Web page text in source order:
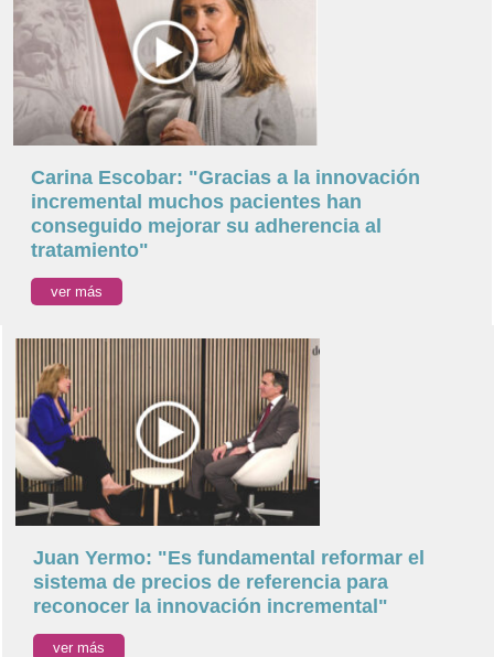
Carina Escobar: "Gracias a la innovación
incremental muchos pacientes han
conseguido mejorar su adherencia al
tratamiento"
ver más
Juan Yermo: "Es fundamental reformar el
sistema de precios de referencia para
reconocer la innovación incremental"
ver más